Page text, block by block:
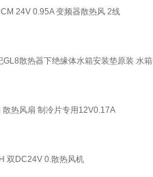
24V 0.95A 变频器散热风 2线
散热器下绝缘体水箱安装垫原装 水箱
热风扇 制冷片专用12V0.17A
双DC24V 0.散热风机